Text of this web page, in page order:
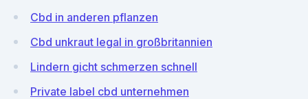
Cbd in anderen pflanzen
Cbd unkraut legal in großbritannien
Lindern gicht schmerzen schnell
Private label cbd unternehmen